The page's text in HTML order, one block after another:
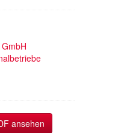
ansehen